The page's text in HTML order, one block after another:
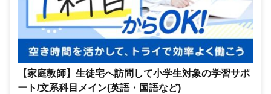
【家庭教師】生徒宅へ訪問して小学生対象の学習サポ
ート/文系科目メイン(英語・国語など)